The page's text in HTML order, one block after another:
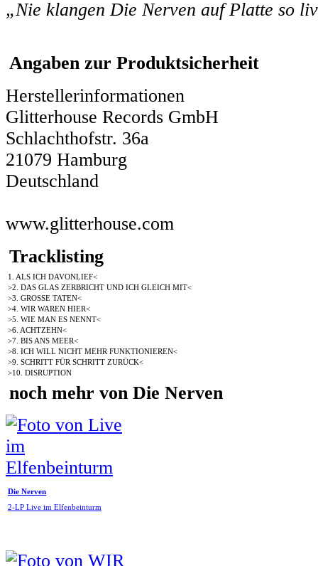
„Nie klangen Die Nerven auf Platte so
Angaben zur Produktsicherheit
Herstellerinformationen
Glitterhouse Records GmbH
Schlachthofstr. 36a
21079 Hamburg
Deutschland
www.glitterhouse.com
Tracklisting
1. ALS ICH DAVONLIEF<
>2. DAS GLAS ZERBRICHT UND ICH GLEICH MIT<
>3. GROSSE TATEN<
>4. WIR WAREN HIER<
>5. WIE MAN ES NENNT<
>6. ACHTZEHN<
>7. BIS ANS MEER<
>8. ICH WILL NICHT MEHR FUNKTIONIEREN<
>9. SCHRITT FÜR SCHRITT ZURÜCK<
>10. DISRUPTION
noch mehr von Die Nerven
Die Nerven
2-LP Live im Elfenbeinturm